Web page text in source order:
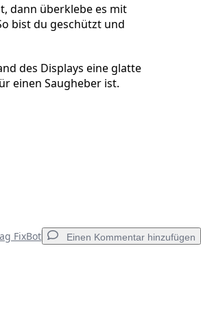
dann überklebe es mit
bist du geschützt und
des Displays eine glatte
einen Saugheber ist.
FixBot Einen Kommentar hinzufügen